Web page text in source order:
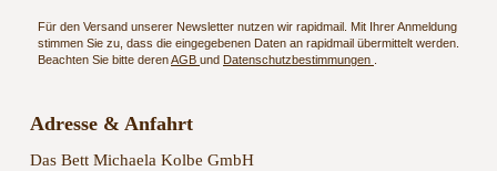
Für den Versand unserer Newsletter nutzen wir rapidmail. Mit Ihrer Anmeldung
stimmen Sie zu, dass die eingegebenen Daten an rapidmail übermittelt werden.
Beachten Sie bitte derenAGB und Datenschutzbestimmungen
Adresse & Anfahrt
Das Bett Michaela Kolbe GmbH